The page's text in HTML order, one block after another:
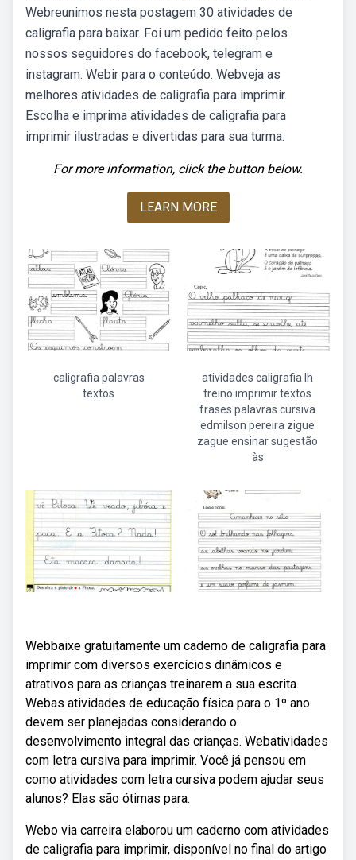
Webreunimos nesta postagem 30 atividades de
caligrafia para baixar. Foi um pedido feito pelos
nossos seguidores do facebook, telegram e
instagram. Webir para o conteúdo. Webveja as
melhores atividades de caligrafia para imprimir.
Escolha e imprima atividades de caligrafia para
imprimir ilustradas e divertidas para sua turma.
For more information, click the button below.
LEARN MORE
caligrafia palavras
textos
atividades caligrafia lh
treino imprimir textos
frases palavras cursiva
edmilson pereira zigue
zague ensinar sugestão
às
Webbaixe gratuitamente um caderno de caligrafia para
imprimir com diversos exercícios dinâmicos e
atrativos para as crianças treinarem a sua escrita.
Webas atividades de educação física para o 1º ano
devem ser planejadas considerando o
desenvolvimento integral das crianças. Webatividades
com letra cursiva para imprimir. Você já pensou em
como atividades com letra cursiva podem ajudar seus
alunos? Elas são ótimas para.
Webo via carreira elaborou um caderno com atividades
de caligrafia para imprimir, disponível no final do artigo